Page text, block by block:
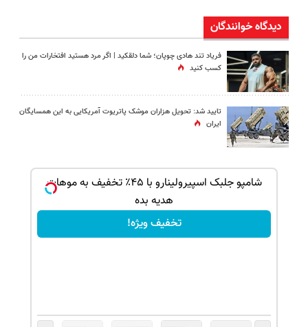
دیدگاه خوانندگان
فریاد تند هادی چوپان؛‌ شما دلقکید | اگر مرد هستید افتخارات من را
کسب کنید
تایید شد: تحویل هزاران موشک پاتریوت آمریکایی به این همسایگان
ایران
شامپو جلبک اسپیرولینارو با ۴۵٪ تخفیف به موهات
هدیه بده
تخفیف ویژه!